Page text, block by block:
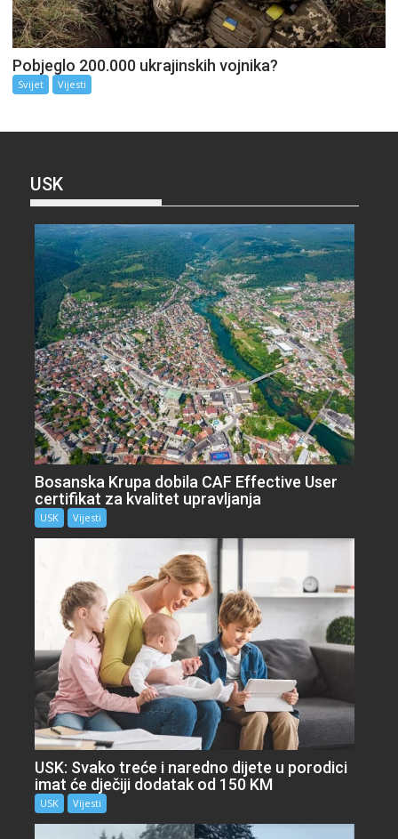
Pobjeglo 200.000 ukrajinskih vojnika?
Svijet Vijesti
USK
Bosanska Krupa dobila CAF Effective User
certifikat za kvalitet upravljanja
USK Vijesti
USK: Svako treće i naredno dijete u porodici
imat će dječiji dodatak od 150 KM
USK Vijesti